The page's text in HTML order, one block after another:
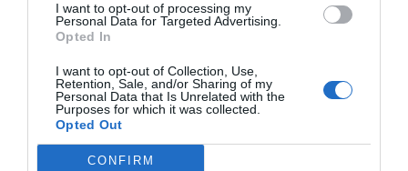
I want to opt-out of processing my
Personal Data for Targeted Advertising.
Opted In
I want to opt-out of Collection, Use,
Retention, Sale, and/or Sharing of my
Personal Data that Is Unrelated with the
Purposes for which it was collected.
Opted Out
CONFIRM
του… μορίου του, καθώς ο Πάνος Κοκκινόπουλος τον
έχει τοποθετήσει στην είσοδο του γραφείου του!
Η αλήθεια για τον Ετιέν Καμαρά